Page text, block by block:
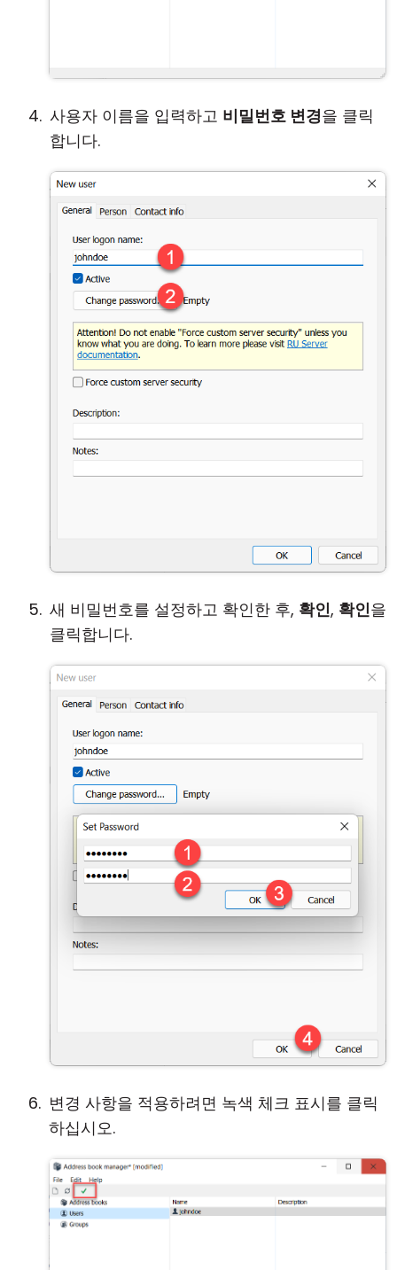
사용자 이름을 입력하고 비밀번호 변경을 클릭
합니다.
새 비밀번호를 설정하고 확인한 후, 확인, 확인을
클릭합니다.
변경 사항을 적용하려면 녹색 체크 표시를 클릭
하십시오.